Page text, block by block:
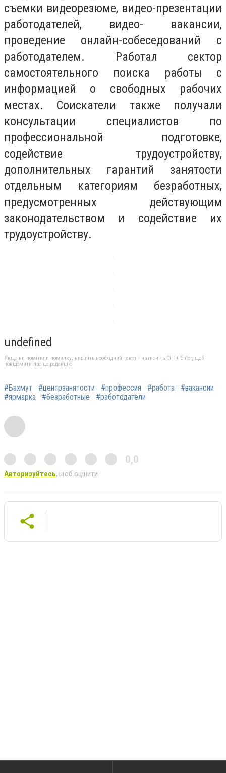
съемки видеорезюме, видео-презентации
работодателей, видео- вакансии,
проведение онлайн-собеседований с
работодателем. Работал сектор
самостоятельного поиска работы с
информацией о свободных рабочих
местах. Соискатели также получали
консультации специалистов по
профессиональной подготовке,
содействие трудоустройству,
дополнительных гарантий занятости
отдельным категориям безработных,
предусмотренных действующим
законодательством и содействие их
трудоустройству.
undefined
Якщо ви помітили помилку, виділіть необхідний текст і натисніть Ctrl + Enter, щоб
повідомити про це редакцію
#Бахмут #центрзанятости #профессия #работа
#вакансии
#ярмарка
#безработные #работодатели
0,0
Авторизуйтесь, щоб оцінити